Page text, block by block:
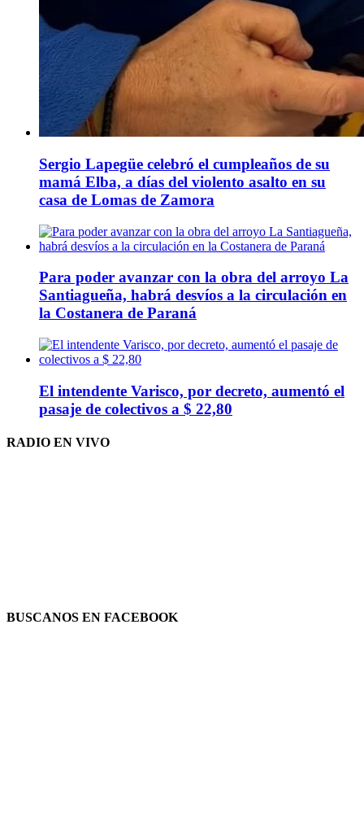
Sergio Lapegüe celebró el cumpleaños de su
mamá Elba, a días del violento asalto en su
casa de Lomas de Zamora
Para poder avanzar con la obra del arroyo La
Santiagueña, habrá desvíos a la circulación en
la Costanera de Paraná
El intendente Varisco, por decreto, aumentó el
pasaje de colectivos a $ 22,80
RADIO EN VIVO
BUSCANOS EN FACEBOOK